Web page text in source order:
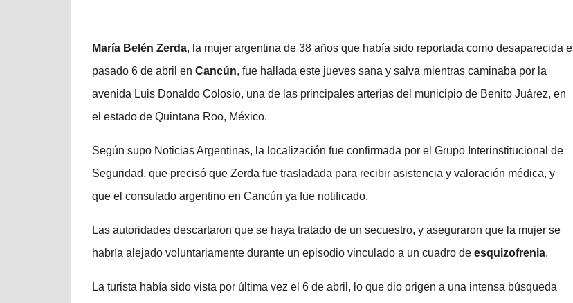
María Belén Zerda, la mujer argentina de 38 años que había sido reportada como desaparecida el
pasado 6 de abril en Cancún, fue hallada este jueves sana y salva mientras caminaba por la
avenida Luis Donaldo Colosio, una de las principales arterias del municipio de Benito Juárez, en
el estado de Quintana Roo, México.
Según supo Noticias Argentinas, la localización fue confirmada por el Grupo Interinstitucional de
Seguridad, que precisó que Zerda fue trasladada para recibir asistencia y valoración médica, y
que el consulado argentino en Cancún ya fue notificado.
Las autoridades descartaron que se haya tratado de un secuestro, y aseguraron que la mujer se
habría alejado voluntariamente durante un episodio vinculado a un cuadro de esquizofrenia.
La turista había sido vista por última vez el 6 de abril, lo que dio origen a una intensa búsqueda